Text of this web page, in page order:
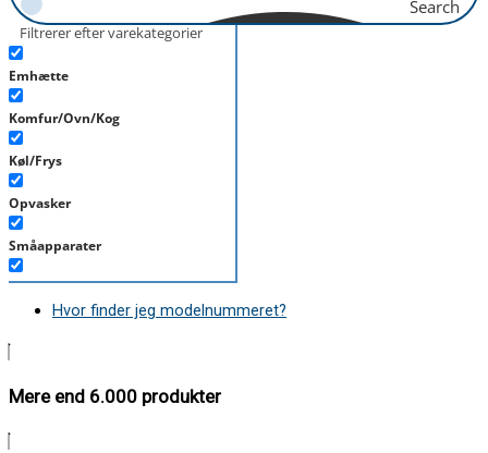
Search
Filtrerer efter varekategorier
Emhætte
Komfur/Ovn/Kog
Køl/Frys
Opvasker
Småapparater
Støvsuger
Hvor finder jeg modelnummeret?
Mere end 6.000 produkter